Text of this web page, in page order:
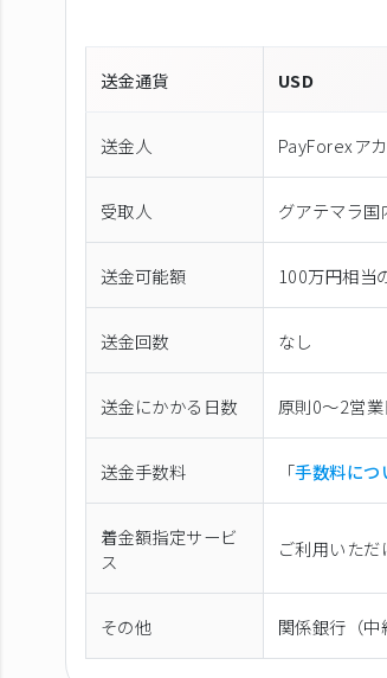
送金通貨 USD
送金人 PayForexア
受取人 グアテマラ国
送金可能額 100万円相当
送金回数 なし
送金にかかる日数 原則0〜2営業
送金手数料 「手数料につ
着金額指定サービ
ス
ご利用いただ
その他 関係銀行（